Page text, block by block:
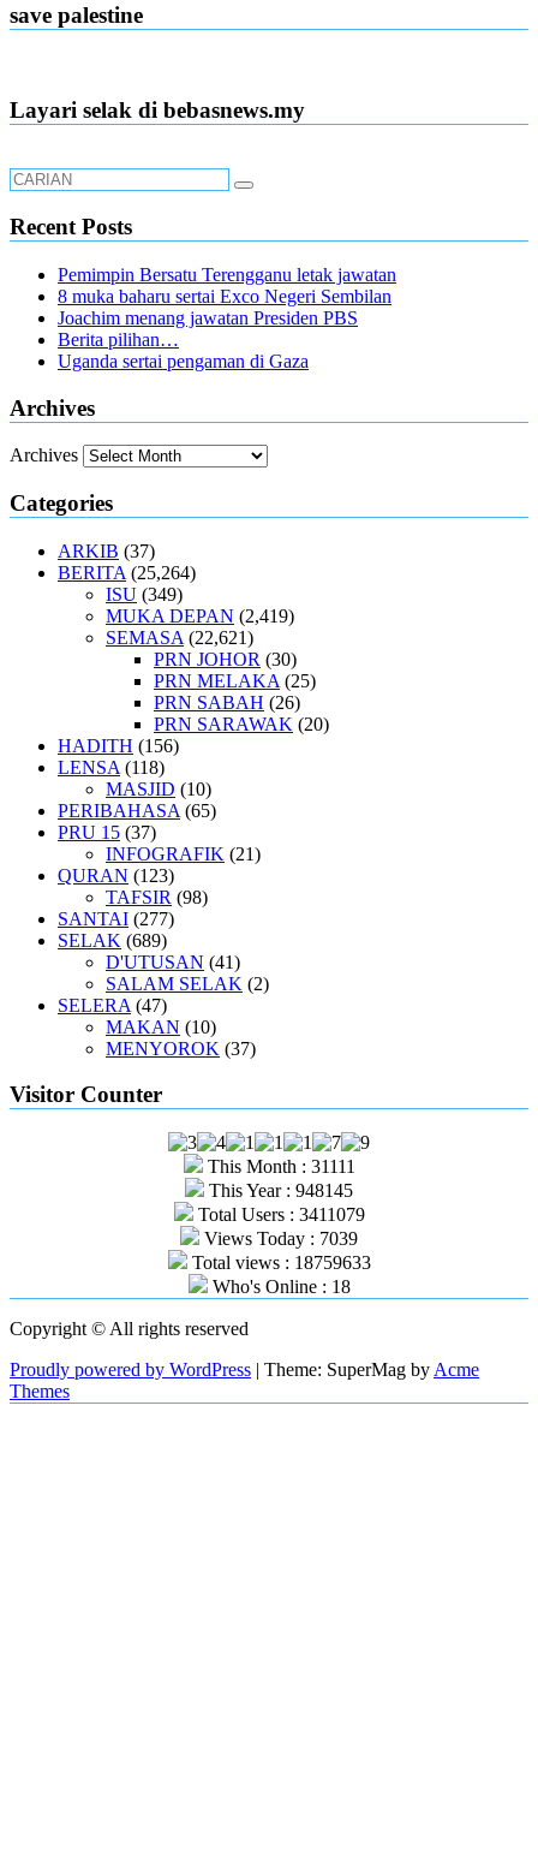
save palestine
Layari selak di bebasnews.my
Recent Posts
Pemimpin Bersatu Terengganu letak jawatan
8 muka baharu sertai Exco Negeri Sembilan
Joachim menang jawatan Presiden PBS
Berita pilihan…
Uganda sertai pengaman di Gaza
Archives
Archives
Categories
ARKIB (37)
BERITA (25,264)
ISU (349)
MUKA DEPAN (2,419)
SEMASA (22,621)
PRN JOHOR (30)
PRN MELAKA (25)
PRN SABAH (26)
PRN SARAWAK (20)
HADITH (156)
LENSA (118)
MASJID (10)
PERIBAHASA (65)
PRU 15 (37)
INFOGRAFIK (21)
QURAN (123)
TAFSIR (98)
SANTAI (277)
SELAK (689)
D'UTUSAN (41)
SALAM SELAK (2)
SELERA (47)
MAKAN (10)
MENYOROK (37)
Visitor Counter
This Month : 31111
This Year : 948145
Total Users : 3411079
Views Today : 7039
Total views : 18759633
Who's Online : 18
Copyright © All rights reserved
Proudly powered by WordPress | Theme: SuperMag by Acme
Themes